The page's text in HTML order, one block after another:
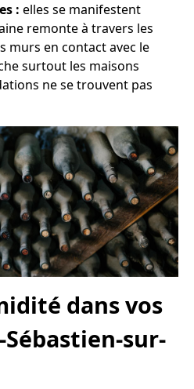
: elles se manifestent
remonte à travers les
murs en contact avec le
surtout les maisons
ne se trouvent pas
dans vos
sur-